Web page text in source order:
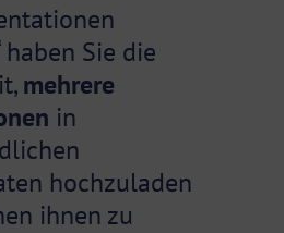
Sie die
mehrere
in
hochzuladen
ihnen zu